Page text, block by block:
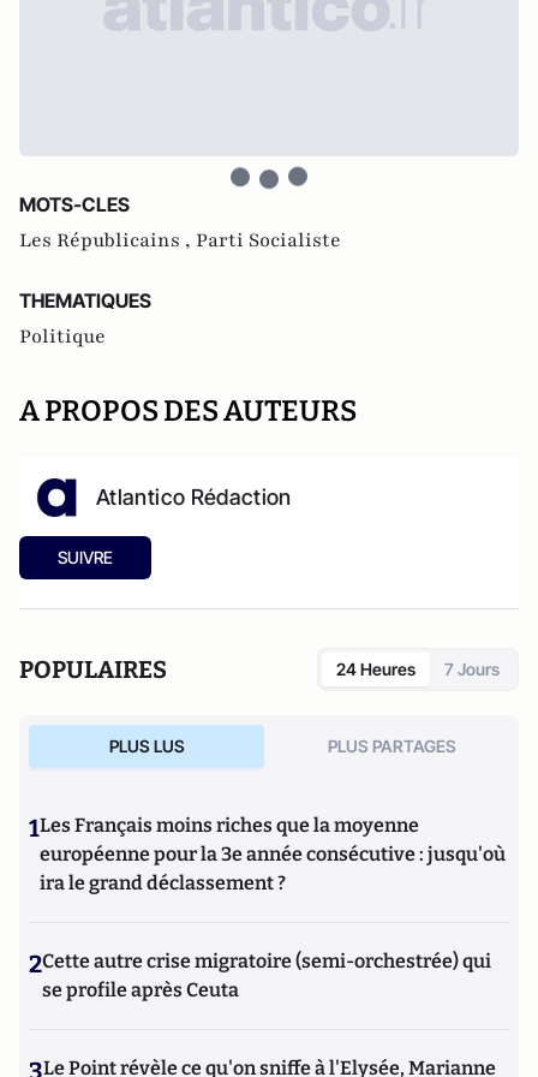
MOTS-CLES
Les Républicains , Parti Socialiste
THEMATIQUES
Politique
A PROPOS DES AUTEURS
Atlantico Rédaction
SUIVRE
POPULAIRES 24 Heures 7 Jours
PLUS LUS PLUS PARTAGES
1Les Français moins riches que la moyenne
européenne pour la 3e année consécutive : jusqu'où
ira le grand déclassement ?
2Cette autre crise migratoire (semi-orchestrée) qui
se profile après Ceuta
3Le Point révèle ce qu'on sniffe à l'Elysée, Marianne